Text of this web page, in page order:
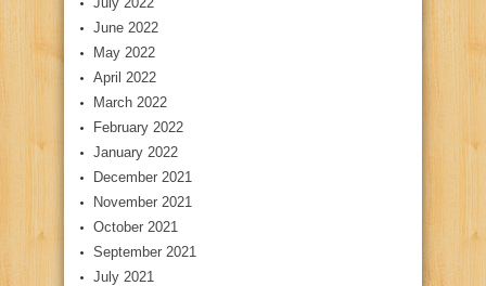
June 2022
May 2022
April 2022
March 2022
February 2022
January 2022
December 2021
November 2021
October 2021
September 2021
July 2021